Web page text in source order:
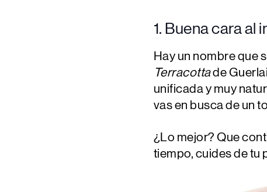
1. Buena cara al
Hay un nombre que
Terracottade
unificada y muy
vas en busca de un
¿Lo mejor? Que
tiempo, cuides de tu